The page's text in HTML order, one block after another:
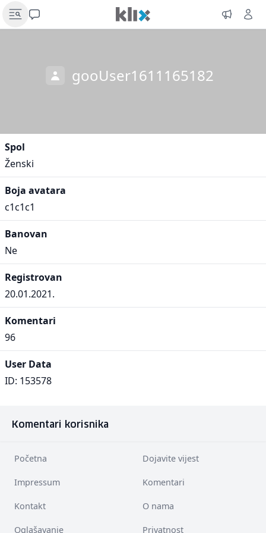
gooUser1611165182
Spol
Ženski
Boja avatara
c1c1c1
Banovan
Ne
Registrovan
20.01.2021.
Komentari
96
User Data
ID: 153578
Komentari korisnika
Početna Dojavite vijest
Impressum Komentari
Kontakt O nama
Oglašavanje Privatnost